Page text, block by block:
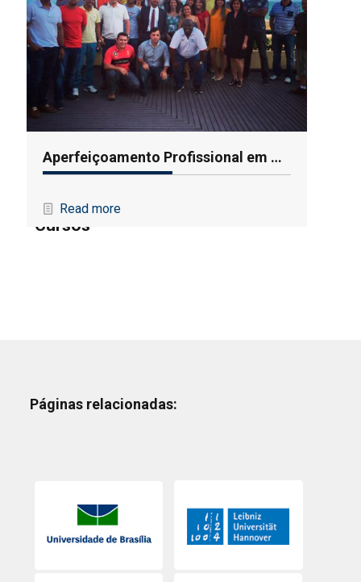
Cursos
Aperfeiçoamento Profissional em Projetos de Fundações e Soluções de Contenção
Read more
Páginas relacionadas: